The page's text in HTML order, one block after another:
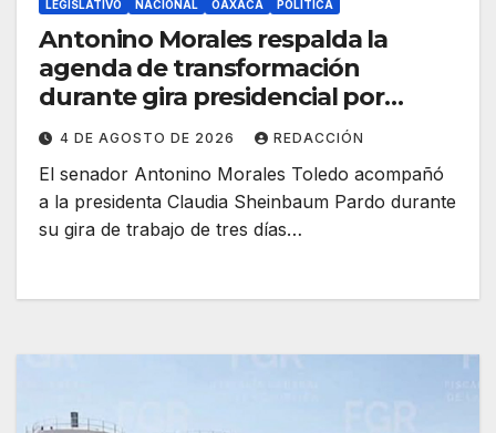
LEGISLATIVO NACIONAL OAXACA POLÍTICA
Antonino Morales respalda la
agenda de transformación
durante gira presidencial por
Oaxaca
4 DE AGOSTO DE 2026 REDACCIÓN
El senador Antonino Morales Toledo acompañó
a la presidenta Claudia Sheinbaum Pardo durante
su gira de trabajo de tres días…